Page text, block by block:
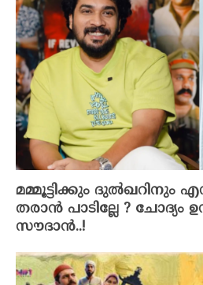
മമ്മൂട്ടിക്കും ദുൽഖറിനും
തരാൻ പാടില്ലേ ? ചോദ്യം
സൗദാൻ..!